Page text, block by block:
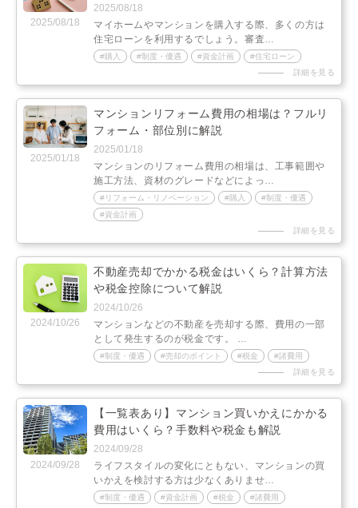
2025/08/18
2025/08/18
マイホームやマンションを購入する際、多くの方は
住宅ローンを利用するでしょう。審査…
購入 制度・優遇 資金計画
住宅ローン
詳細を見る
2025/01/18
マンションリフォーム費用の相場は？フルリ
フォーム・部位別に解説
2025/01/18
マンションのリフォーム費用の相場は、工事範囲や
施工方法、資材のグレードなどによっ…
リフォーム・リノベーション 購入
制度・優遇
資金計画
詳細を見る
2024/10/26
不動産売却でかかる税金はいくら？計算方法
や税金控除について解説
2024/10/26
マンションなどの不動産を売却する際、費用の一部
として発生するのが税金です。 …
制度・優遇 売却のポイント 税金
諸費用
詳細を見る
2024/09/28
【一覧表あり】マンション買いかえにかかる
費用はいくら？手数料や税金も解説
2024/09/28
ライフスタイルの変化にともない、マンションの買
いかえを検討する方は少なくありませ…
制度・優遇 資金計画 税金
諸費用